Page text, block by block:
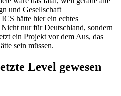
und Gesellschaft
hätte hier ein echtes
nur für Deutschland, sondern
ein Projekt vor dem Aus, das
sein müssen.
Level gewesen